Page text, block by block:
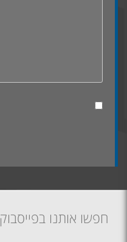
חפשו אותנו בפייסבוק